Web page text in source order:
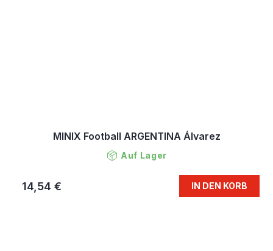
MINIX Football ARGENTINA Álvarez
Auf Lager
14,54 € IN DEN KORB